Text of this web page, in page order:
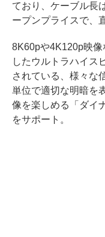
ており、ケーブル長
ープンプライスで、
8K60pや4K120p映
したウルトラハイス
されている、様々な
単位で適切な明暗を
像を楽しめる「ダイ
をサポート。